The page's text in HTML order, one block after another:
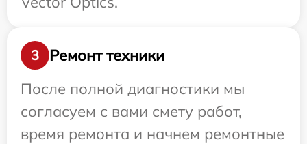
3
Ремонт техники
После полной диагностики мы
согласуем с вами смету работ,
время ремонта и начнем ремонтные